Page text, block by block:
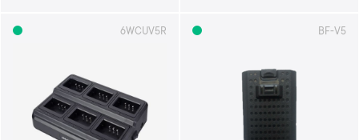
6WCUV5R BF-V5